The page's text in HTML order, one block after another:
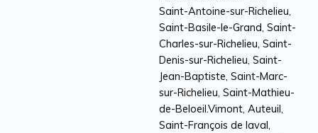
Saint-Antoine-sur-Richelieu,
Saint-Basile-le-Grand, Saint-
Charles-sur-Richelieu, Saint-
Denis-sur-Richelieu, Saint-
Jean-Baptiste, Saint-Marc-
sur-Richelieu, Saint-Mathieu-
de-Beloeil.Vimont, Auteuil,
Saint-François de laval,